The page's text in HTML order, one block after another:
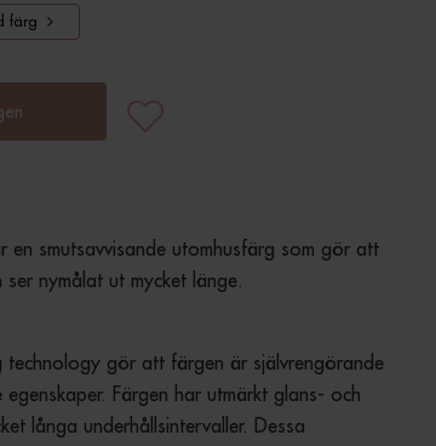
färg
en smutsavvisande utomhusfärg som gör att
nymålat ut mycket länge.
technology gör att färgen är självrengörande
egenskaper. Färgen har utmärkt glans- och
långa underhållsintervaller. Dessa